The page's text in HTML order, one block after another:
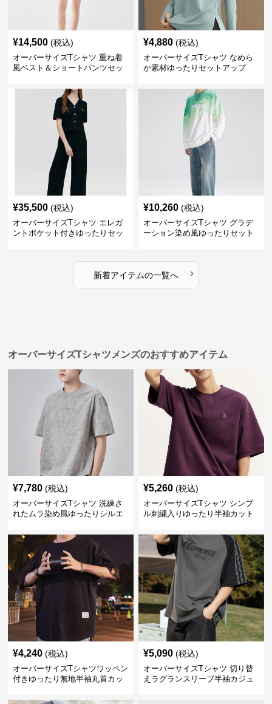
¥14,500 (税込)
オーバーサイズTシャツ 重ね着
風ベスト＆ショートパンツセッ
¥4,880 (税込)
オーバーサイズTシャツ なめら
か素材ゆったりセットアップ
¥35,500 (税込)
オーバーサイズTシャツ エレガ
ントポケット付きゆったりセッ
¥10,260 (税込)
オーバーサイズTシャツ グラデ
ーション染め風ゆったりセット
新着アイテムの一覧へ ›
オーバーサイズTシャツメンズのおすすめアイテム
¥7,780 (税込)
オーバーサイズTシャツ 洗練さ
れたムラ染め風ゆったりシルエ
¥5,260 (税込)
オーバーサイズTシャツ シンプ
ル刺繍入りゆったり半袖カット
¥4,240 (税込)
オーバーサイズTシャツワッペン
付きゆったり無地半袖丸首カッ
¥5,090 (税込)
オーバーサイズTシャツ 切り替
えラグランスリーブ半袖カジュ